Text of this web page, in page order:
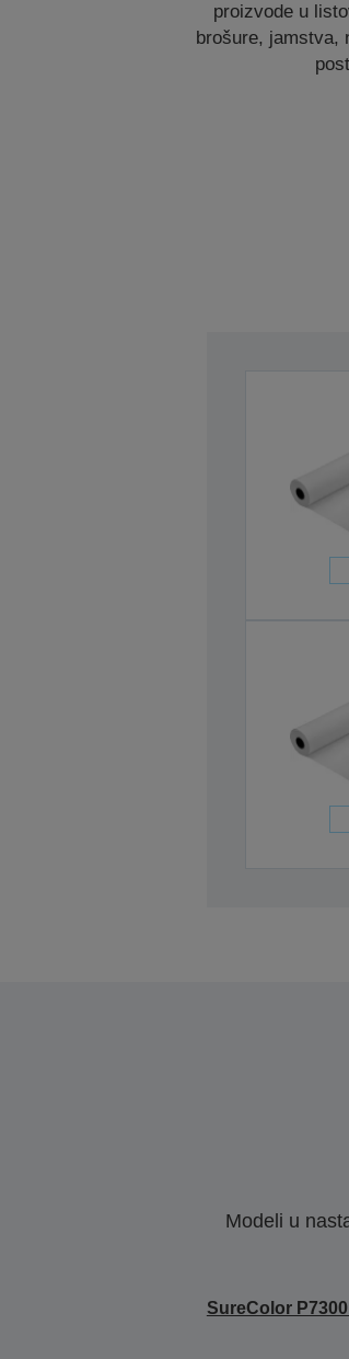
proizvode u
brošure, jamstva,
Modeli u
SureColor